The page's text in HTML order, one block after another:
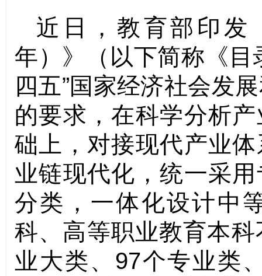
近日，教育部印发
年）》（以下简称《目
四五”国家经济社会发
的要求，在科学分析
础上，对接现代产业
业链现代化，统一采
分类，一体化设计中
科、高等职业教育本
业大类、 97个专业类